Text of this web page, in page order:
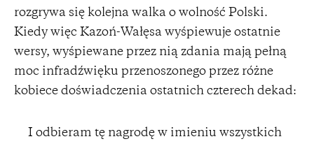
rozgrywa się kolejna walka o wolność Polski.
Kiedy więc Kazoń-Wałęsa wyśpiewuje ostatnie
wersy, wyśpiewane przez nią zdania mają pełną
moc infradźwięku przenoszonego przez różne
kobiece doświadczenia ostatnich czterech dekad:
I odbieram tę nagrodę w imieniu wszystkich